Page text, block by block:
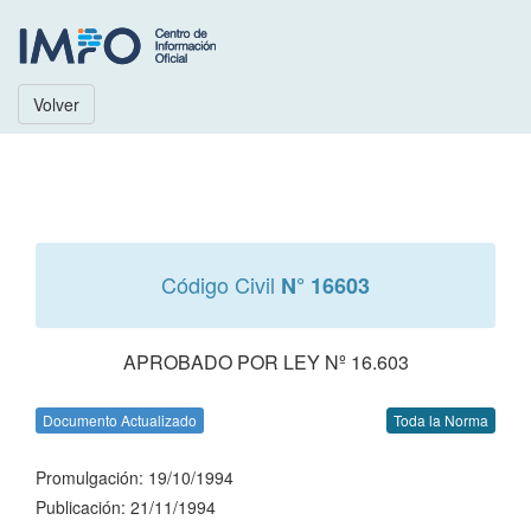
Volver
Código Civil N° 16603
APROBADO POR LEY Nº 16.603
Documento Actualizado Toda la Norma
Promulgación: 19/10/1994
Publicación: 21/11/1994